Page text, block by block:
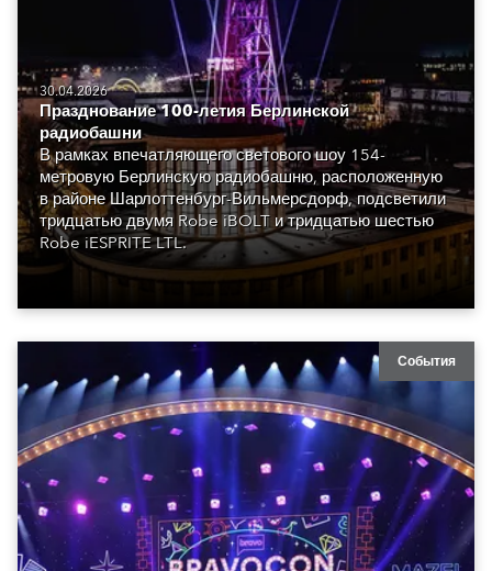
30.04.2026
Празднование 100-летия Берлинской
радиобашни
В рамках впечатляющего светового шоу 154-
метровую Берлинскую радиобашню, расположенную
в районе Шарлоттенбург-Вильмерсдорф, подсветили
тридцатью двумя Robe iBOLT и тридцатью шестью
Robe iESPRITE LTL.
События